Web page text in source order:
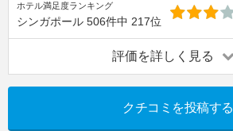
ホテル満足度ランキング
シンガポール 506件中 217位
評価を詳しく見る
クチコミを投稿する